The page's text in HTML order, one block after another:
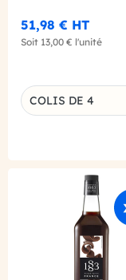
51,98 € HT
Soit 13,00 € l'unité
Choisissez une
COLIS DE 4